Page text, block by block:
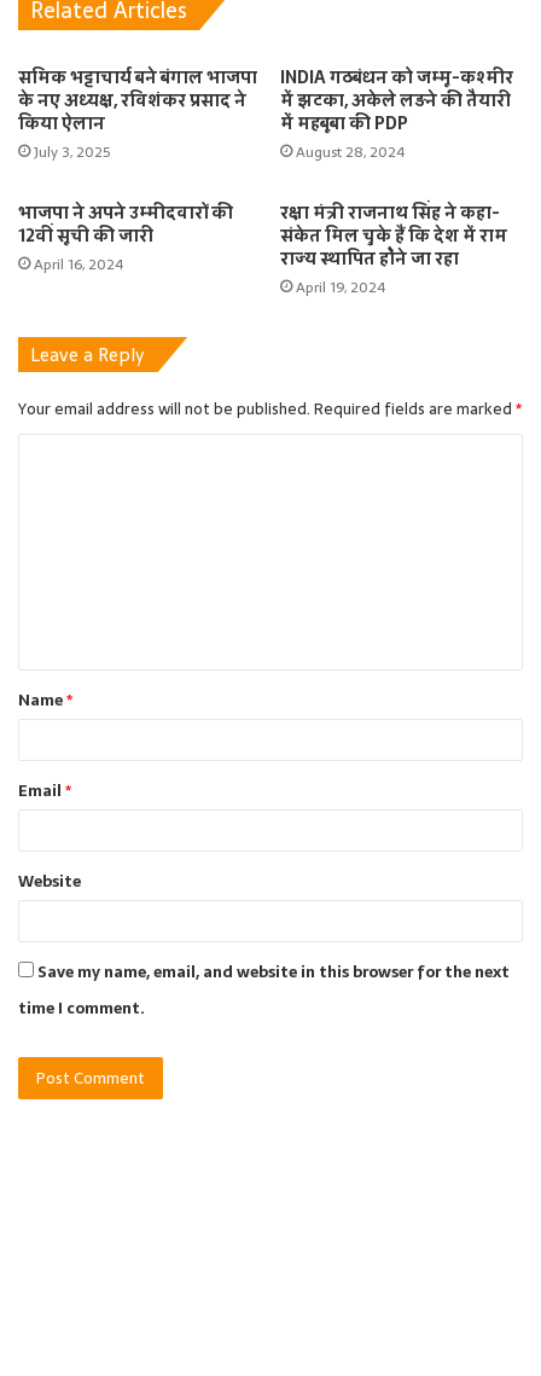
Related Articles
समिक भट्टाचार्य बने बंगाल भाजपा
के नए अध्यक्ष, रविशंकर प्रसाद ने
किया ऐलान
July 3, 2025
INDIA गठबंधन को जम्मू-कश्मीर
में झटका, अकेले लड़ने की तैयारी
में महबूबा की PDP
August 28, 2024
भाजपा ने अपने उम्मीदवारों की
12वीं सूची की जारी
April 16, 2024
रक्षा मंत्री राजनाथ सिंह ने कहा-
संकेत मिल चुके हैं कि देश में राम
राज्य स्थापित होेने जा रहा
April 19, 2024
Leave a Reply
Your email address will not be published.Required fields are marked*
t
*Name*
Email*
Website
Save my name, email, and website in this browser for the next
time I comment.